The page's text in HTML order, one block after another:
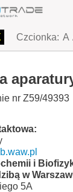
Czcionka: A
nr Z59/49393
i
w
5A